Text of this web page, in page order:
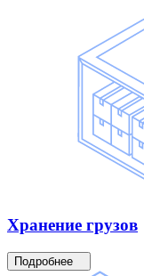
Хранение грузов
Подробнее